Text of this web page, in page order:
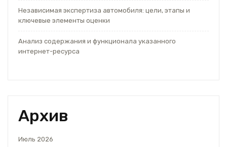
Независимая экспертиза автомобиля: цели, этапы и
ключевые элементы оценки
Анализ содержания и функционала указанного
интернет-ресурса
Архив
Июль 2026